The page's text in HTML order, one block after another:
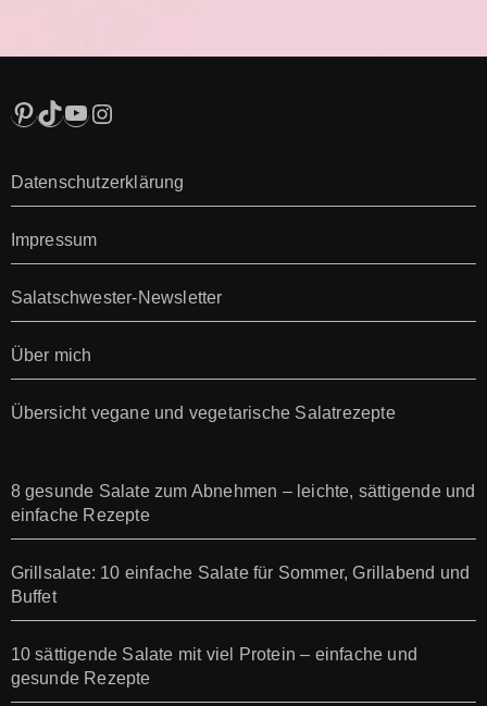
Pinterest
TikTok
YouTube
Instagram
Datenschutzerklärung
Impressum
Salatschwester-Newsletter
Über mich
Übersicht vegane und vegetarische Salatrezepte
8 gesunde Salate zum Abnehmen – leichte, sättigende und
einfache Rezepte
Grillsalate: 10 einfache Salate für Sommer, Grillabend und
Buffet
10 sättigende Salate mit viel Protein – einfache und
gesunde Rezepte